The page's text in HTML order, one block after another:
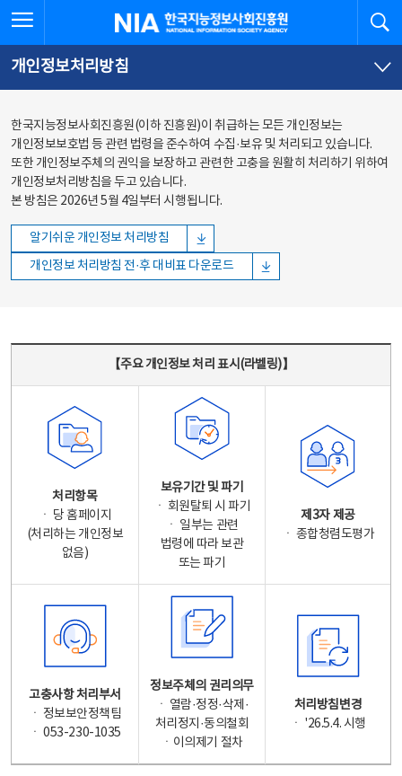
바로가기
바로가기
한국지능정보사회진흥원
개인정보처리방침
한국지능정보사회진흥원(이하 진흥원)이 취급하는 모든 개인정보는
개인정보보호법 등 관련 법령을 준수하여 수집·보유 및 처리되고 있습니다.
또한 개인정보주체의 권익을 보장하고 관련한 고충을 원활히 처리하기 위하여
개인정보처리방침을 두고 있습니다.
본 방침은 2026년 5월 4일부터 시행됩니다.
알기쉬운 개인정보 처리방침
개인정보 처리방침 전·후 대비표 다운로드
【주요 개인정보 처리 표시(라벨링)】
처리항목
ㆍ 당 홈페이지
(처리하는 개인정보
없음)
보유기간 및 파기
ㆍ 회원탈퇴 시 파기
ㆍ 일부는 관련
법령에 따라 보관
또는 파기
제3자 제공
ㆍ 종합청렴도평가
고충사항 처리부서
ㆍ 정보보안정책팀
ㆍ 053-230-1035
정보주체의 권리의무
ㆍ 열람·정정·삭제·
처리정지·동의철회
ㆍ이의제기 절차
처리방침변경
ㆍ '26.5.4. 시행